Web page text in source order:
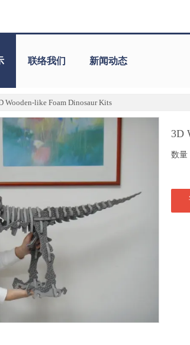
联络我们 新闻动态
Wooden-like Foam Dinosaur Kits
3D
数量